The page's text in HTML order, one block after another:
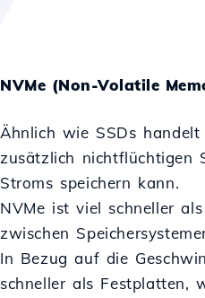
NVMe (Non-Volatile
Ähnlich wie SSDs
zusätzlich nichtflüchtigen
Stroms speichern kann.
NVMe ist viel schneller
zwischen
In Bezug auf die
schneller als Festplatten,